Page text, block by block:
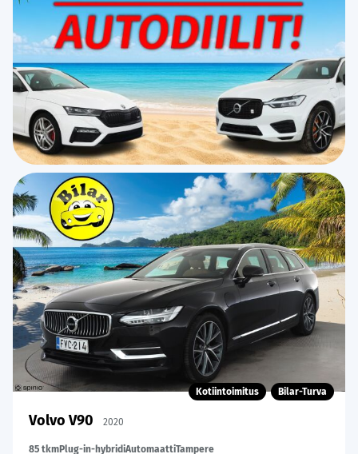
Kotiintoimitus Bilar-Turva
Volvo V90 2020
85 tkmPlug-in-hybridiAutomaattiTampere